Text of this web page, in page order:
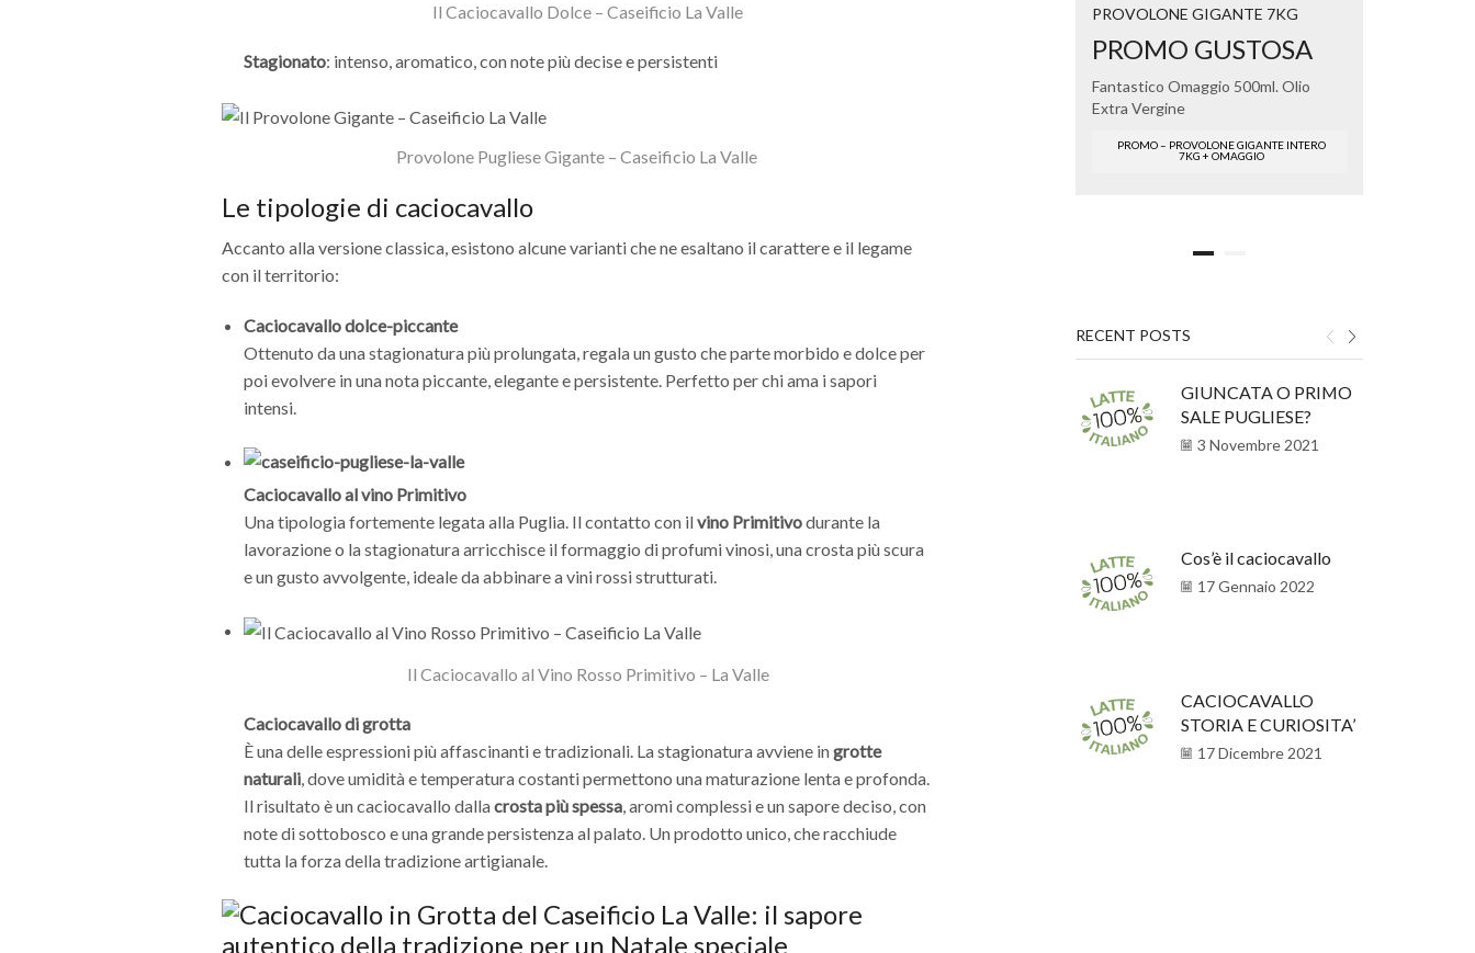
Il Caciocavallo Dolce – Caseificio La Valle
Stagionato: intenso, aromatico, con note più decise e persistenti
Provolone Pugliese Gigante – Caseificio La Valle
Le tipologie di caciocavallo
Accanto alla versione classica, esistono alcune varianti che ne esaltano il carattere e il legame
con il territorio:
Caciocavallo dolce-piccante
Ottenuto da una stagionatura più prolungata, regala un gusto che parte morbido e dolce per
poi evolvere in una nota piccante, elegante e persistente. Perfetto per chi ama i sapori
intensi.
Caciocavallo al vino Primitivo
Una tipologia fortemente legata alla Puglia. Il contatto con ilvino Primitivodurante la
lavorazione o la stagionatura arricchisce il formaggio di profumi vinosi, una crosta più scura
e un gusto avvolgente, ideale da abbinare a vini rossi strutturati.
Il Caciocavallo al Vino Rosso Primitivo – La Valle
Caciocavallo di grotta
È una delle espressioni più affascinanti e tradizionali. La stagionatura avviene ingrotte
naturali, dove umidità e temperatura costanti permettono una maturazione lenta e profonda.
Il risultato è un caciocavallo dallacrosta più spessa, aromi complessi e un sapore deciso, con
note di sottobosco e una grande persistenza al palato. Un prodotto unico, che racchiude
tutta la forza della tradizione artigianale.
PROVOLONE GIGANTE 7KG
PROMO GUSTOSA
Fantastico Omaggio 500ml. Olio
Extra Vergine
PROMO – PROVOLONE GIGANTE INTERO
7KG + OMAGGIO
RECENT POSTS
GIUNCATA O PRIMO
SALE PUGLIESE?
3 Novembre 2021
Cos’è il caciocavallo
17 Gennaio 2022
CACIOCAVALLO
STORIA E CURIOSITA’
17 Dicembre 2021